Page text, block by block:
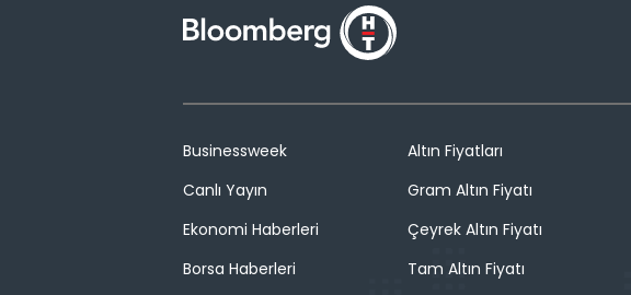
Businessweek
Canlı Yayın
Ekonomi Haberleri
Borsa Haberleri
Altın Fiyatları
Gram Altın Fiyatı
Çeyrek Altın Fiyatı
Tam Altın Fiyatı